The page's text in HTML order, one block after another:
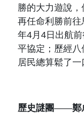
勝的大力遊說
再任命利勝前往
年4月 4 日出航
平協定；歷經
居民總算鬆了一
歷史謎團——鄭